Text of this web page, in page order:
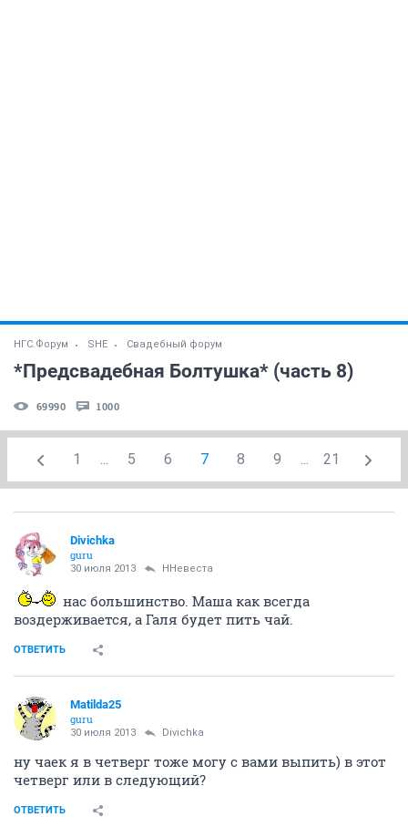
НГС.Форум SHE Свадебный форум
*Предсвадебная Болтушка* (часть 8)
69990 1000
1 ... 5 6 7 8 9 ... 21
Divichka
guru
30 июля 2013 ННевеста
нас большинство. Маша как всегда
воздерживается, а Галя будет пить чай.
ОТВЕТИТЬ
Matilda25
guru
30 июля 2013 Divichka
ну чаек я в четверг тоже могу с вами выпить) в этот
четверг или в следующий?
ОТВЕТИТЬ